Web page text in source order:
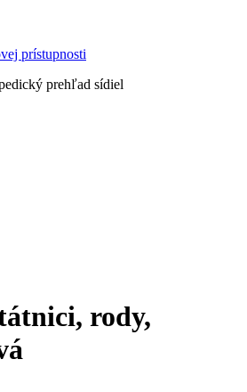
prístupnosti
prehľad sídiel
rody,